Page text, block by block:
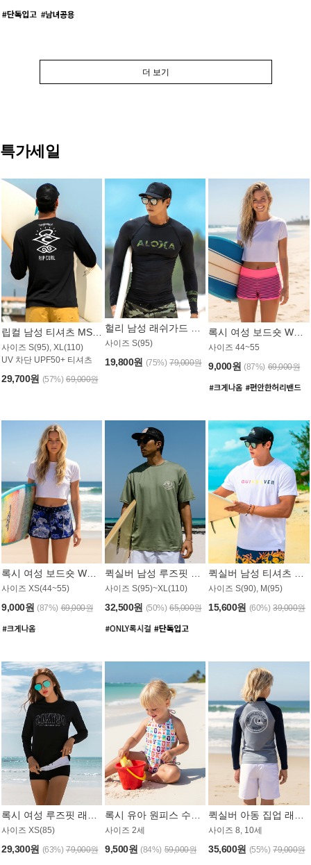
더 보기
특가세일
사이즈 S(95), XL(110)
UV 차단 UPF50+ 티셔츠
29,700원 (57%) 69,000원
사이즈 S(95)
19,800원 (75%) 79,000원
사이즈 44~55
9,000원 (87%) 69,000원
사이즈 XS(44~55)
9,000원 (87%) 69,000원
사이즈 S(95)~XL(110)
32,500원 (50%) 65,000원
사이즈 S(90), M(95)
15,600원 (60%) 39,000원
사이즈 XS(85)
29,300원 (63%) 79,000원
사이즈 2세
9,500원 (84%) 59,000원
사이즈 8, 10세
35,600원 (55%) 79,000원